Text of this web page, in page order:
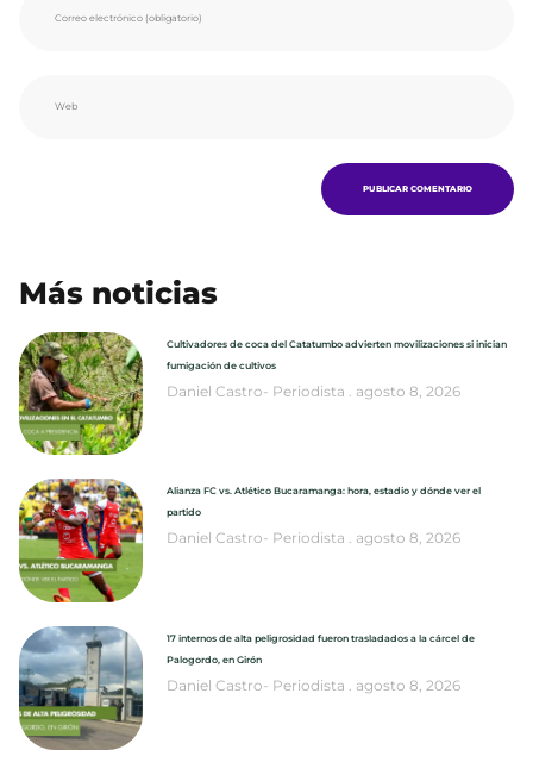
Más noticias
Cultivadores de coca del Catatumbo advierten movilizaciones si inician
fumigación de cultivos
Daniel Castro- Periodista agosto 8, 2026
Alianza FC vs. Atlético Bucaramanga: hora, estadio y dónde ver el
partido
Daniel Castro- Periodista agosto 8, 2026
17 internos de alta peligrosidad fueron trasladados a la cárcel de
Palogordo, en Girón
Daniel Castro- Periodista agosto 8, 2026